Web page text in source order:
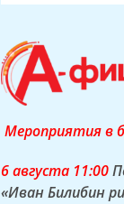
Мероприятия в
6 августа 11:00
«Иван Билибин